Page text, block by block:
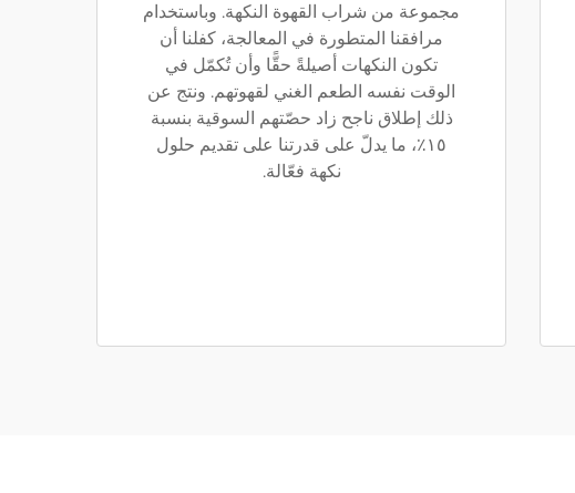
مجموعة من شراب القهوة النكهة. وباستخدام
مرافقنا المتطورة في المعالجة، كفلنا أن
تكون النكهات أصيلةً حقًّا وأن تُكمّل في
الوقت نفسه الطعم الغني لقهوتهم. ونتج عن
ذلك إطلاق ناجح زاد حصّتهم السوقية بنسبة
١٥٪، ما يدلّ على قدرتنا على تقديم حلول
نكهة فعّالة.